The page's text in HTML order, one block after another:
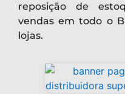
reposição de
vendas em todo o
lojas.